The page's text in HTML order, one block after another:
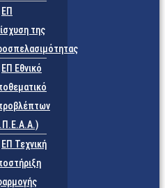
ΕΠ
της
ΕΠ Εθνικό
ΕΠ Τεχνική